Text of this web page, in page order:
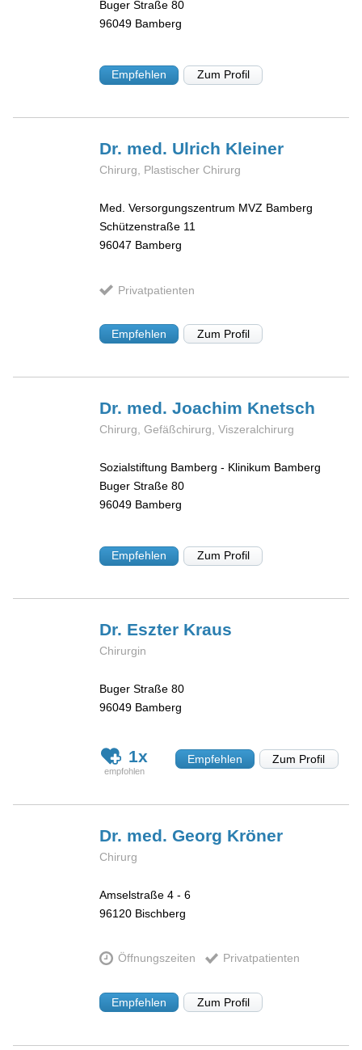
Buger Straße 80
96049 Bamberg
Empfehlen Zum Profil
Dr. med. Ulrich Kleiner
Chirurg, Plastischer Chirurg
Med. Versorgungszentrum MVZ Bamberg
Schützenstraße 11
96047 Bamberg
Privatpatienten
Empfehlen Zum Profil
Dr. med. Joachim Knetsch
Chirurg, Gefäßchirurg, Viszeralchirurg
Sozialstiftung Bamberg - Klinikum Bamberg
Buger Straße 80
96049 Bamberg
Empfehlen Zum Profil
Dr. Eszter Kraus
Chirurgin
Buger Straße 80
96049 Bamberg
1x Empfehlen Zum Profil
Dr. med. Georg Kröner
Chirurg
Amselstraße 4 - 6
96120 Bischberg
Öffnungszeiten Privatpatienten
Empfehlen Zum Profil